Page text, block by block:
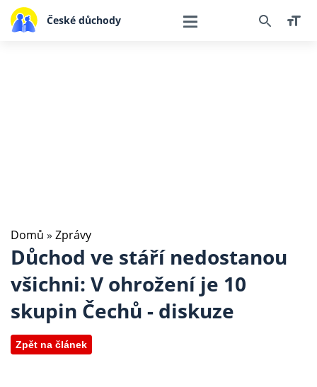
České důchody
Domů » Zprávy
Důchod ve stáří nedostanou
všichni: V ohrožení je 10
skupin Čechů - diskuze
Zpět na článek